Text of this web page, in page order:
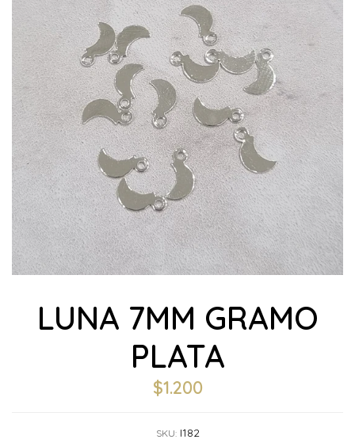
LUNA 7MM GRAMO
PLATA
$1.200
SKU: I182